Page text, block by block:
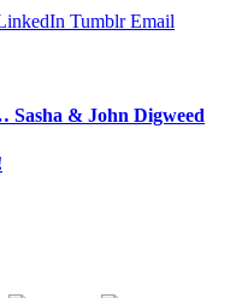
Tumblr Email
Sasha & John Digweed